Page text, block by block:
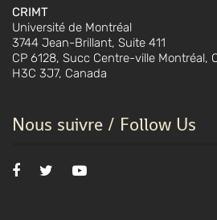
CRIMT
Université de Montréal
3744 Jean-Brillant, Suite 411
CP 6128, Succ Centre-ville Montréal,
H3C 3J7, Canada
Nous suivre / Follow Us